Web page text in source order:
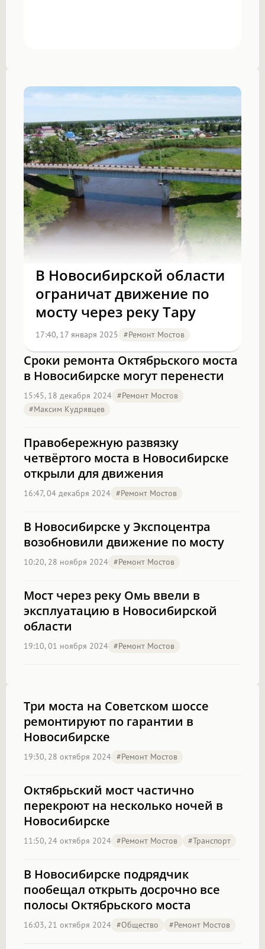
В Новосибирской области
ограничат движение по
мосту через реку Тару
17:40, 17 января 2025 #Ремонт Мостов
Сроки ремонта Октябрьского моста
в Новосибирске могут перенести
15:45, 18 декабря 2024 #Ремонт Мостов
#Максим Кудрявцев
Правобережную развязку
четвёртого моста в Новосибирске
открыли для движения
16:47, 04 декабря 2024 #Ремонт Мостов
В Новосибирске у Экспоцентра
возобновили движение по мосту
10:20, 28 ноября 2024 #Ремонт Мостов
Мост через реку Омь ввели в
эксплуатацию в Новосибирской
области
19:10, 01 ноября 2024 #Ремонт Мостов
Три моста на Советском шоссе
ремонтируют по гарантии в
Новосибирске
19:30, 28 октября 2024 #Ремонт Мостов
Октябрьский мост частично
перекроют на несколько ночей в
Новосибирске
11:50, 24 октября 2024 #Ремонт Мостов #транспорт
В Новосибирске подрядчик
пообещал открыть досрочно все
полосы Октябрьского моста
16:03, 21 октября 2024 #Общество #Ремонт Мостов